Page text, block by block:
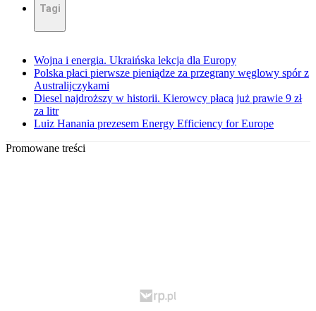
Tagi
Wojna i energia. Ukraińska lekcja dla Europy
Polska płaci pierwsze pieniądze za przegrany węglowy spór z
Australijczykami
Diesel najdroższy w historii. Kierowcy płacą już prawie 9 zł
za litr
Luiz Hanania prezesem Energy Efficiency for Europe
Promowane treści